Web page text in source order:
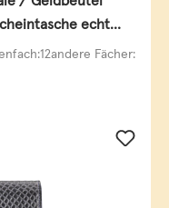
echt
Fächer: